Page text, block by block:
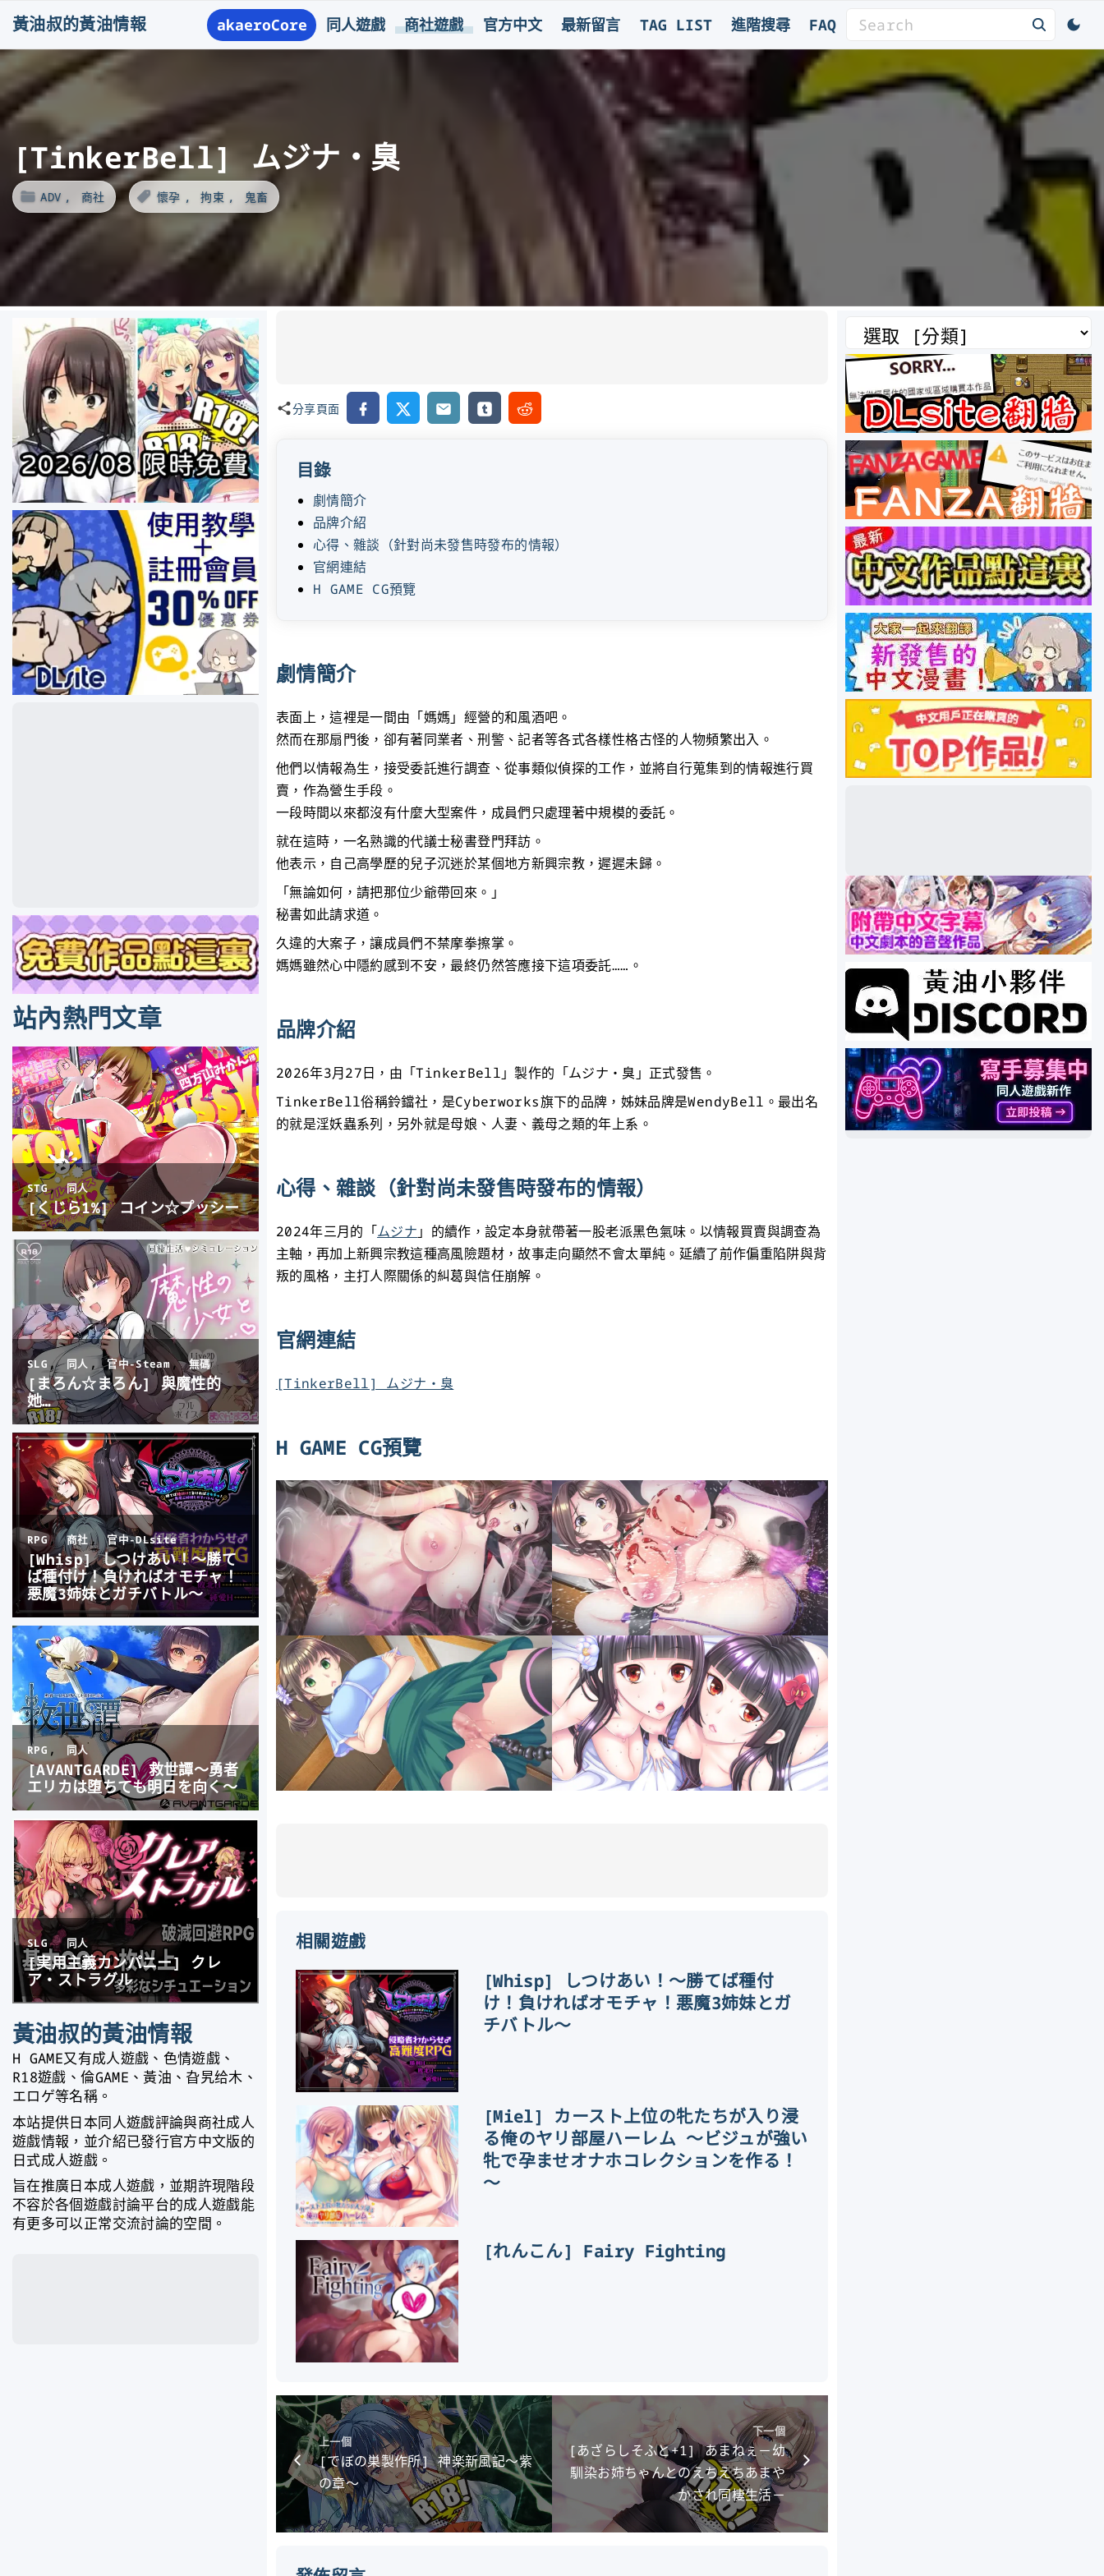
i
p
e
黃油叔的黃油情報 akaeroCore 同人遊戲 商社遊戲 官方中文 最新留言 TAG LIST 進階搜尋 FAQ
r
c
f
o
[TinkerBell] ムジナ・臭
ADV 商社 懷孕 拘束 鬼畜
分享頁面 Facebook
X Email Tumblr Reddit
目錄
劇情簡介
品牌介紹
心得、雜談（針對尚未發售時發布的情報）
官網連結
H GAME CG預覽
劇情簡介
表面上，這裡是一間由「媽媽」經營的和風酒吧。
然而在那扇門後，卻有著同業者、刑警、記者等各式各樣性格古怪的人物頻繁出入。
他們以情報為生，接受委託進行調查、從事類似偵探的工作，並將自行蒐集到的情報進行買
賣，作為營生手段。
一段時間以來都沒有什麼大型案件，成員們只處理著中規模的委託。
就在這時，一名熟識的代議士秘書登門拜訪。
他表示，自己高學歷的兒子沉迷於某個地方新興宗教，遲遲未歸。
「無論如何，請把那位少爺帶回來。」
秘書如此請求道。
久違的大案子，讓成員們不禁摩拳擦掌。
媽媽雖然心中隱約感到不安，最終仍然答應接下這項委託……。
品牌介紹
2026年3月27日，由「TinkerBell」製作的「ムジナ・臭」正式發售。
TinkerBell俗稱鈴鐺社，是Cyberworks旗下的品牌，姊妹品牌是WendyBell。最出名
的就是淫妖蟲系列，另外就是母娘、人妻、義母之類的年上系。
心得、雜談（針對尚未發售時發布的情報）
2024年三月的「ムジナ 」的續作，設定本身就帶著一股老派黑色氣味。以情報買賣與調查為
主軸，再加上新興宗教這種高風險題材，故事走向顯然不會太單純。延續了前作偏重陷阱與背
叛的風格，主打人際關係的糾葛與信任崩解。
官網連結
[TinkerBell] ムジナ・臭
H GAME CG預覽
相關遊戲
[Whisp] しつけあい！～勝てば種付
け！負ければオモチャ！悪魔3姉妹とガ
チバトル～
[Miel] カースト上位の牝たちが入り浸
る俺のヤリ部屋ハーレム ～ビジュが強い
牝で孕ませオナホコレクションを作る！
～
[れんこん] Fairy Fighting
上一個
[でぼの巣製作所] 神楽新風記～紫
の章～
下一個
[あざらしそふと+1] あまねぇ－幼
馴染お姉ちゃんとのえちえちあまや
かされ同棲生活－
類
站內熱門文章
黃油叔的黃油情報
H GAME又有成人遊戲、色情遊戲、
R18遊戲、倫GAME、黃油、旮旯给木、
エロゲ等名稱。
本站提供日本同人遊戲評論與商社成人
遊戲情報，並介紹已發行官方中文版的
日式成人遊戲。
旨在推廣日本成人遊戲，並期許現階段
不容於各個遊戲討論平台的成人遊戲能
有更多可以正常交流討論的空間。